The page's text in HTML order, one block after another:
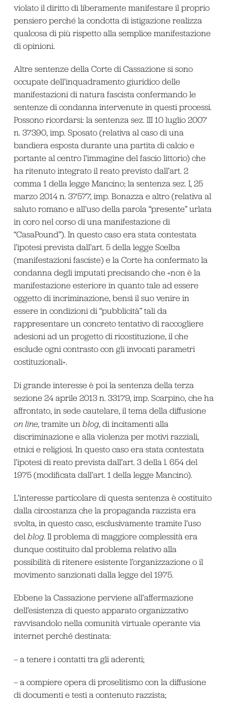
violato il diritto di liberamente manifestare il proprio
pensiero perché la condotta di istigazione realizza
qualcosa di più rispetto alla semplice manifestazione
di opinioni.
Altre sentenze della Corte di Cassazione si sono
occupate dell’inquadramento giuridico delle
manifestazioni di natura fascista confermando le
sentenze di condanna intervenute in questi processi.
Possono ricordarsi: la sentenza sez. III 10 luglio 2007
n. 37390, imp. Sposato (relativa al caso di una
bandiera esposta durante una partita di calcio e
portante al centro l’immagine del fascio littorio) che
ha ritenuto integrato il reato previsto dall’art. 2
comma 1 della legge Mancino; la sentenza sez. I, 25
marzo 2014 n. 37577, imp. Bonazza e altro (relativa al
saluto romano e all’uso della parola “presente” urlata
in coro nel corso di una manifestazione di
“CasaPound”). In questo caso era stata contestata
l’ipotesi prevista dall’art. 5 della legge Scelba
(manifestazioni fasciste) e la Corte ha confermato la
condanna degli imputati precisando che «non è la
manifestazione esteriore in quanto tale ad essere
oggetto di incriminazione, bensì il suo venire in
essere in condizioni di “pubblicità” tali da
rappresentare un concreto tentativo di raccogliere
adesioni ad un progetto di ricostituzione, il che
esclude ogni contrasto con gli invocati parametri
costituzionali».
Di grande interesse è poi la sentenza della terza
sezione 24 aprile 2013 n. 33179, imp. Scarpino, che ha
affrontato, in sede cautelare, il tema della diffusione
on line, tramite un blog, di incitamenti alla
discriminazione e alla violenza per motivi razziali,
etnici e religiosi. In questo caso era stata contestata
l’ipotesi di reato prevista dall’art. 3 della l. 654 del
1975 (modificata dall’art. 1 della legge Mancino).
L’interesse particolare di questa sentenza è costituito
dalla circostanza che la propaganda razzista era
svolta, in questo caso, esclusivamente tramite l’uso
del blog. Il problema di maggiore complessità era
dunque costituito dal problema relativo alla
possibilità di ritenere esistente l’organizzazione o il
movimento sanzionati dalla legge del 1975.
Ebbene la Cassazione perviene all’affermazione
dell’esistenza di questo apparato organizzativo
ravvisandolo nella comunità virtuale operante via
internet perché destinata:
– a tenere i contatti tra gli aderenti;
– a compiere opera di proselitismo con la diffusione
di documenti e testi a contenuto razzista;